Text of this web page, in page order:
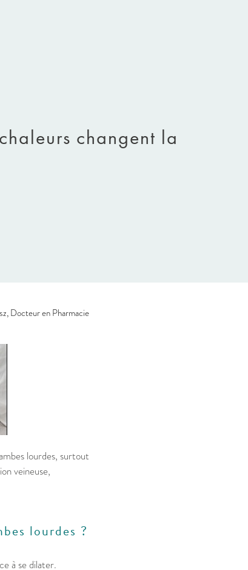
changent la
Docteur en Pharmacie
lourdes, surtout
veineuse,
lourdes ?
à se dilater.